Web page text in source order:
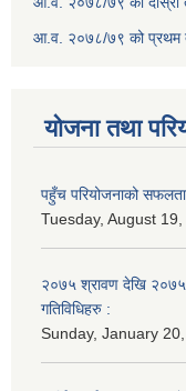
आ.व. २०७८/७९ को प्रथम
योजना तथा
पहुँच परियोजनाको
Tuesday, August
२०७५ श्रावण देखि २०७५
गतिविधिहरु :
Sunday, January